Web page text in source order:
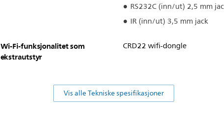
RS232C (inn/ut) 2,5 mm
IR (inn/ut) 3,5 mm jack
Wi-Fi-funksjonalitet som
ekstrautstyr
CRD22 wifi-dongle
Vis alle Tekniske spesifikasjoner